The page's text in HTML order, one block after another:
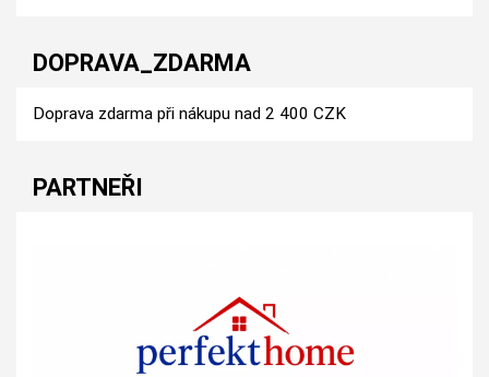
DOPRAVA_ZDARMA
Doprava zdarma při nákupu nad 2 400 CZK
PARTNEŘI